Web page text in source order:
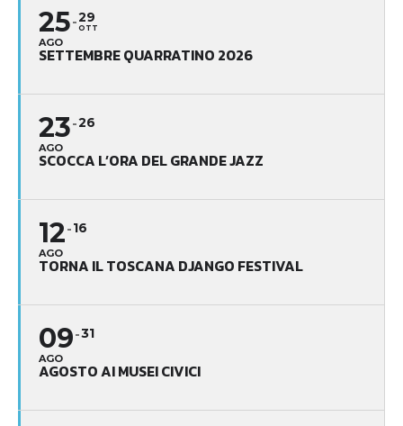
25
AGO
29
OTT
SETTEMBRE QUARRATINO 2026
23
AGO
26
SCOCCA L’ORA DEL GRANDE JAZZ
12
AGO
16
TORNA IL TOSCANA DJANGO FESTIVAL
09
AGO
31
AGOSTO AI MUSEI CIVICI